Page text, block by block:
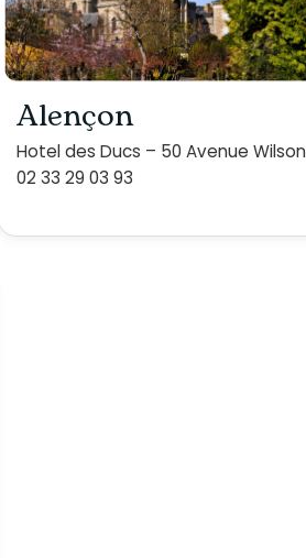
Alençon
Hotel des Ducs – 50 Avenue Wilson
02 33 29 03 93